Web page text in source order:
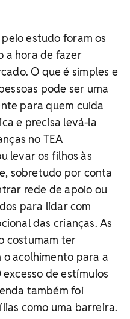
estudo foram os
a hora de fazer
O que é simples e
pode ser uma
para quem cuida
e precisa levá-la
no TEA
levar os filhos às
sobretudo por conta
rede de apoio ou
para lidar com
das crianças. As
costumam ter
acolhimento para a
de estímulos
também foi
como uma barreira.